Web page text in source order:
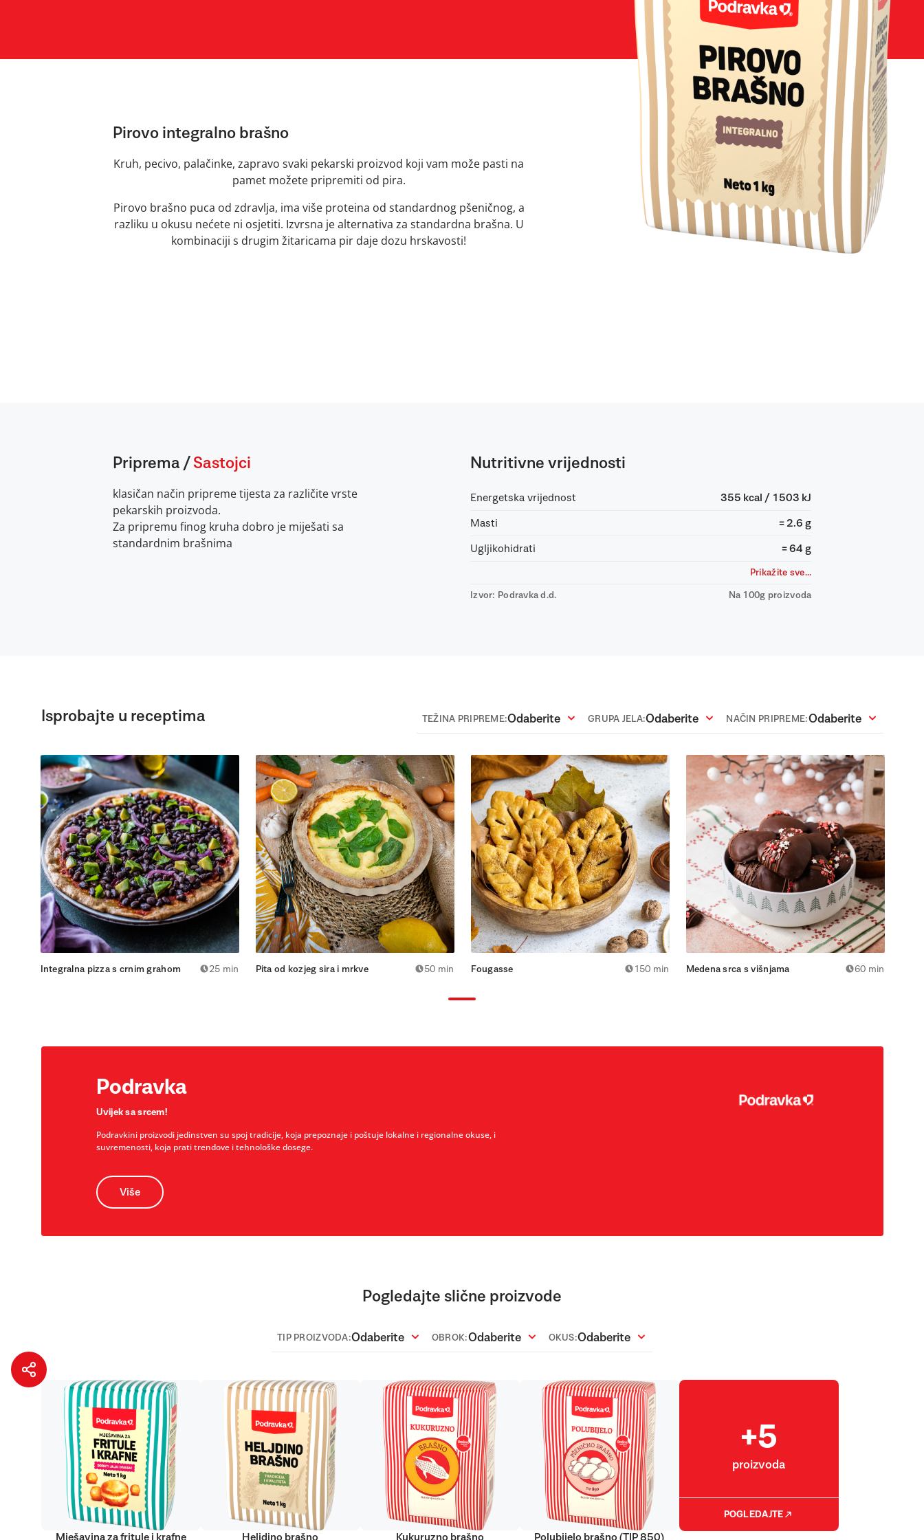
Pirovo integralno brašno
Kruh, pecivo, palačinke, zapravo svaki pekarski proizvod koji vam može pasti na
pamet možete pripremiti od pira.
Pirovo brašno puca od zdravlja, ima više proteina od standardnog pšeničnog, a
razliku u okusu nećete ni osjetiti. Izvrsna je alternativa za standardna brašna. U
kombinaciji s drugim žitaricama pir daje dozu hrskavosti!
Priprema / Sastojci
klasičan način pripreme tijesta za različite vrste
pekarskih proizvoda.
Za pripremu finog kruha dobro je miješati sa
standardnim brašnima
Nutritivne vrijednosti
Energetska vrijednost 355 kcal / 1503 kJ
Masti = 2.6 g
Ugljikohidrati = 64 g
Prikažite sve...
Izvor: Podravka d.d. Na 100g proizvoda
Isprobajte u receptima TEŽINA PRIPREME:Odaberite GRUPA JELA:Odaberite NAČIN PRIPREME:Odaberite
Integralna pizza s crnim grahom 25 min Pita od kozjeg sira i mrkve 50 min Fougasse 150 min Medena srca s višnjama 60 min
Podravka
Uvijek sa srcem!
Podravkini proizvodi jedinstven su spoj tradicije, koja prepoznaje i poštuje lokalne i regionalne okuse, i
suvremenosti, koja prati trendove i tehnološke dosege.
Više
Pogledajte slične proizvode
TIP PROIZVODA:Odaberite OBROK:Odaberite OKUS:Odaberite
Mješavina za fritule i krafne Heljdino brašno Kukuruzno brašno Polubijelo brašno (TIP 850)
+5
proizvoda
POGLEDAJTE